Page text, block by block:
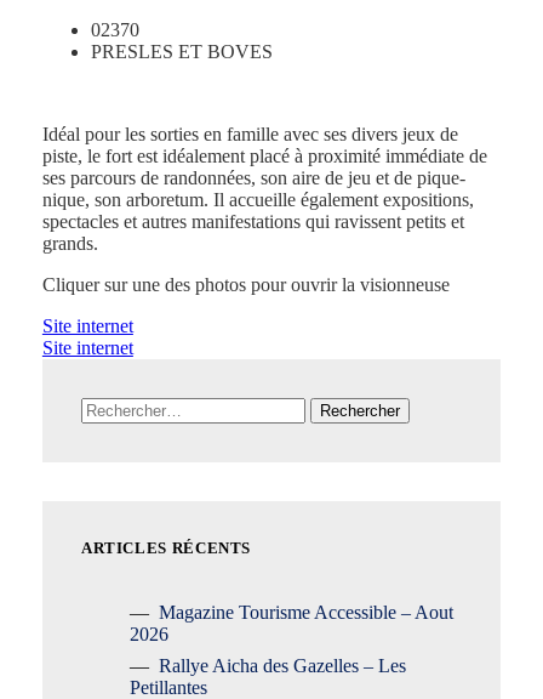
02370
PRESLES ET BOVES
Idéal pour les sorties en famille avec ses divers jeux de
piste, le fort est idéalement placé à proximité immédiate de
ses parcours de randonnées, son aire de jeu et de pique-
nique, son arboretum. Il accueille également expositions,
spectacles et autres manifestations qui ravissent petits et
grands.
Cliquer sur une des photos pour ouvrir la visionneuse
Site internet
Site internet
Rechercher :
ARTICLES RÉCENTS
Magazine Tourisme Accessible – Aout
2026
Rallye Aicha des Gazelles – Les
Petillantes